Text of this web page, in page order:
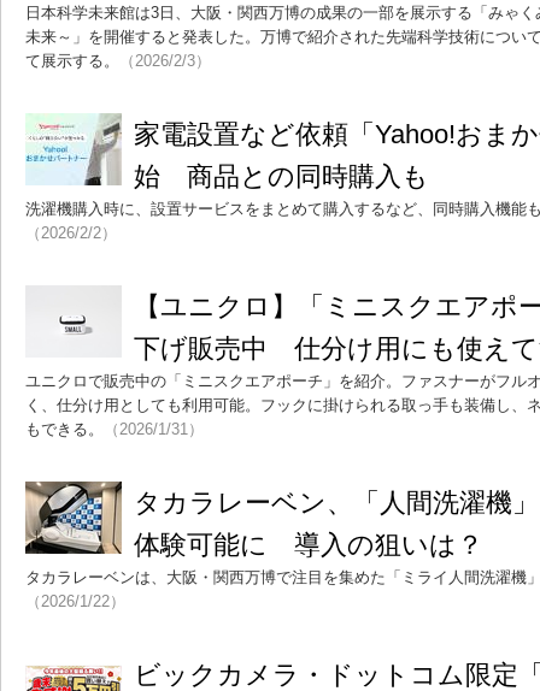
日本科学未来館は3日、大阪・関西万博の成果の一部を展示する「みゃ
未来～」を開催すると発表した。万博で紹介された先端科学技術につい
て展示する。
（2026/2/3）
家電設置など依頼「Yahoo!おま
始 商品との同時購入も
洗濯機購入時に、設置サービスをまとめて購入するなど、同時購入機能
（2026/2/2）
【ユニクロ】「ミニスクエアポ
下げ販売中 仕分け用にも使え
ユニクロで販売中の「ミニスクエアポーチ」を紹介。ファスナーがフル
く、仕分け用としても利用可能。フックに掛けられる取っ手も装備し、
もできる。
（2026/1/31）
タカラレーベン、「人間洗濯機
体験可能に 導入の狙いは？
タカラレーベンは、大阪・関西万博で注目を集めた「ミライ人間洗濯機
（2026/1/22）
ビックカメラ・ドットコム限定